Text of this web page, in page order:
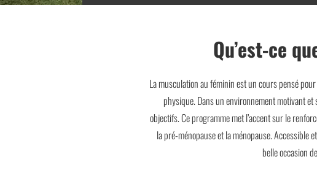
Qu’est-ce
La musculation au féminin est un cours pensé
physique. Dans un environnement motivant
objectifs. Ce programme met l’accent sur le
la pré-ménopause et la ménopause. Accessible
belle occasion